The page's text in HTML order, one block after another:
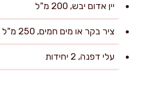
יין אדום יבש, 200 מ"ל
ציר בקר או מים חמים, 250 מ"ל
עלי דפנה, 2 יחידות